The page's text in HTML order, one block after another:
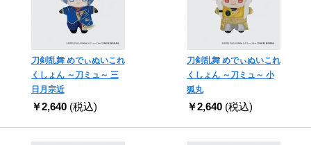
刀剣乱舞 めでぃぬいこれ
くしょん ～刀ミュ～ 三
日月宗近
￥2,640 (税込)
刀剣乱舞 めでぃぬいこれ
くしょん ～刀ミュ～ 小
狐丸
￥2,640 (税込)